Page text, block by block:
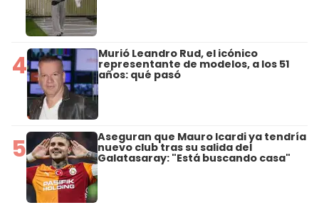
4 Murió Leandro Rud, el icónico
representante de modelos, a los 51
años: qué pasó
5 Aseguran que Mauro Icardi ya tendría
nuevo club tras su salida del
Galatasaray: "Está buscando casa"